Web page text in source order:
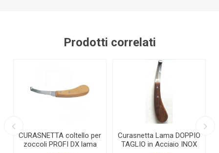
Prodotti correlati
per
DX lama
Curasnetta Lama DOPPIO
TAGLIO in Acciaio INOX
Curasnetta Lama
Acciaio INOX -